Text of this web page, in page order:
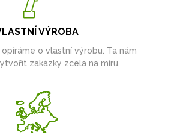
VÝROBA
opíráme o vlastní výrobu. Ta nám
zakázky zcela na míru.